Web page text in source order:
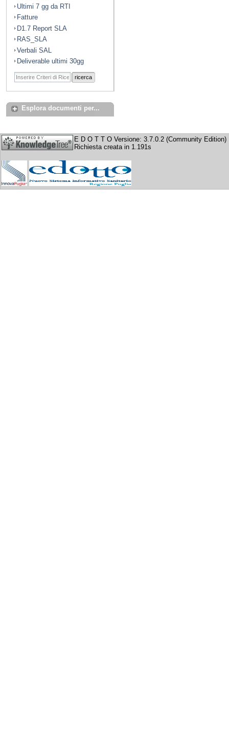
Ultimi 7 gg da RTI
Fatture
D1.7 Report SLA
RAS_SLA
Verbali SAL
Deliverable ultimi 30gg
ricerca
Esplora documenti per...
E D O T T O Versione: 3.7.0.2 (Community Edition)
Richiesta creata in 1.191s